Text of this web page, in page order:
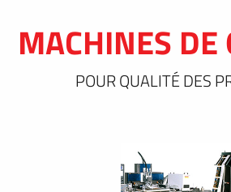
MACHINES DE
POUR QUALITÉ DES